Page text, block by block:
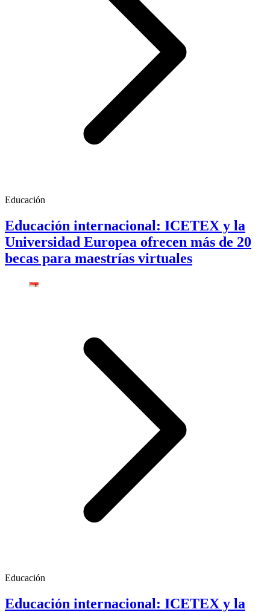
Educación
Educación internacional: ICETEX y la
Universidad Europea ofrecen más de 20
becas para maestrías virtuales
Educación
Educación internacional: ICETEX y la